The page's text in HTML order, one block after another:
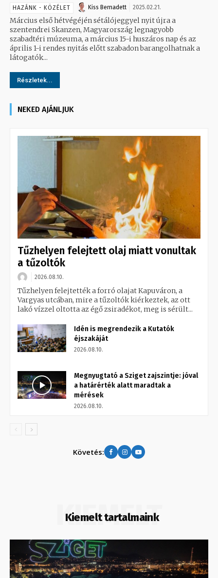
HAZÁNK - KÖZÉLET Kiss Bernadett 2025.02.21.
Március első hétvégéjén sétálójeggyel nyit újra a
szentendrei Skanzen, Magyarország legnagyobb
szabadtéri múzeuma, a március 15-i huszáros nap és az
április 1-i rendes nyitás előtt szabadon barangolhatnak a
látogatók...
Részletek...
NEKED AJÁNLJUK
Tűzhelyen felejtett olaj miatt vonultak
a tűzoltók
2026.08.10.
Tűzhelyen felejtették a forró olajat Kapuváron, a
Vargyas utcában, mire a tűzoltók kiérkeztek, az ott
lakó vízzel oltotta az égő zsiradékot, meg is sérült...
Idén is megrendezik a Kutatók
éjszakáját
2026.08.10.
Megnyugtató a Sziget zajszintje: jóval
a határérték alatt maradtak a
mérések
2026.08.10.
Követés:
Kiemelt tartalmaink
KIEMELT